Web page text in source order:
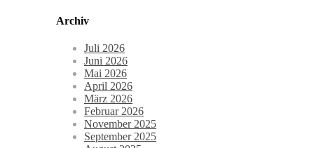
Archiv
Juli 2026
Juni 2026
Mai 2026
April 2026
März 2026
Februar 2026
November 2025
September 2025